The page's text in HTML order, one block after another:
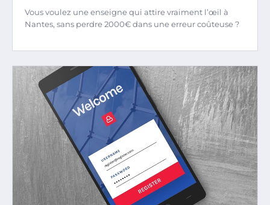
Vous voulez une enseigne qui attire vraiment l’œil à
Nantes, sans perdre 2000€ dans une erreur coûteuse ?